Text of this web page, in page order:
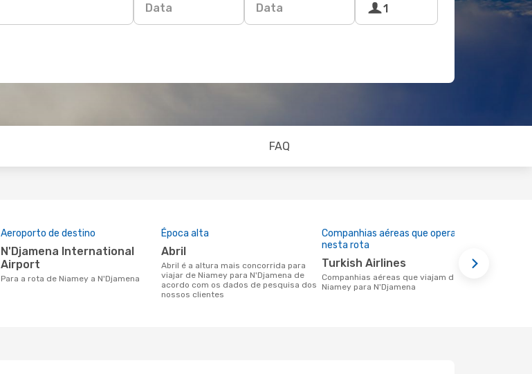
Data Data 1
FAQ
Aeroporto de destino
N'Djamena International
Airport
Para a rota de Niamey a N'Djamena
Época alta
abril
abril é a altura mais concorrida para
viajar de Niamey para N'Djamena de
acordo com os dados de pesquisa dos
nossos clientes
Companhias aéreas que operam
nesta rota
Turkish Airlines
Companhias aéreas que viajam de
Niamey para N'Djamena